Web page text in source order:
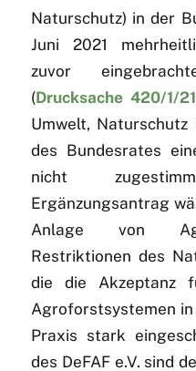
Naturschutz) in der
Juni 2021
zuvor
(Drucksache 420/1/21
Umwelt,
des Bundesrates
nicht
Ergänzungsantrag
Anlage von
Restriktionen des
die die Akzeptanz
Agroforstsystemen
Praxis stark
des DeFAF e.V. sind